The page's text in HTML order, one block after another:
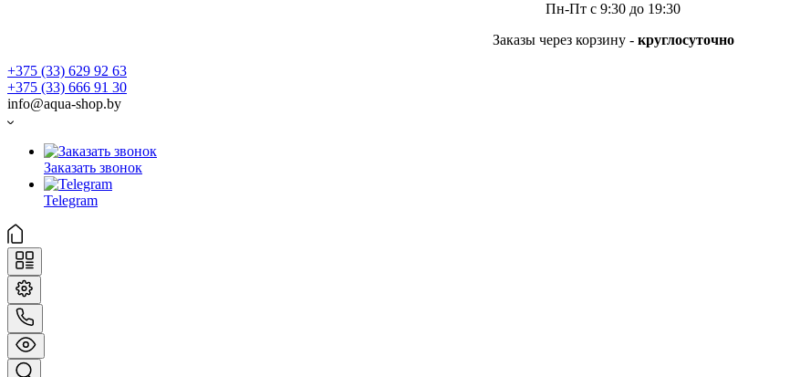
Пн-Пт с 9:30 до 19:30
Заказы через корзину - круглосуточно
+375 (33) 629 92 63
+375 (33) 666 91 30
info@aqua-shop.by
Заказать звонок
Telegram